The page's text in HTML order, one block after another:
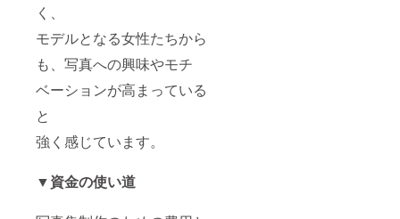
く、
モデルとなる女性たちから
も、写真への興味やモチ
ベーションが高まっている
と
強く感じています。
▼資金の使い道